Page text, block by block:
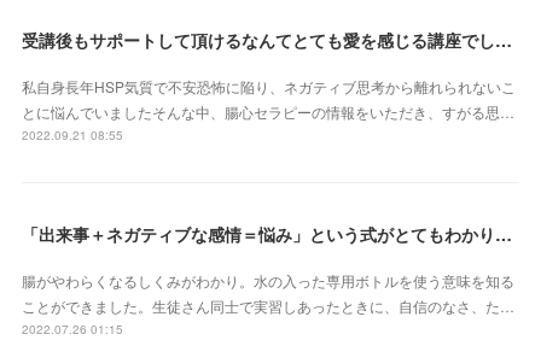
受講後もサポートして頂けるなんてとても愛を感じる講座でした（北海道 原田いずみさん）
私自身長年HSP気質で不安恐怖に陥り、ネガティブ思考から離れられないこ
とに悩んでいましたそんな中、腸心セラピーの情報をいただき、すがる思…
2022.09.21 08:55
「出来事＋ネガティブな感情＝悩み」という式がとてもわかりやすかったです（埼玉県 S・Eさん）
腸がやわらくなるしくみがわかり。水の入った専用ボトルを使う意味を知る
ことができました。生徒さん同士で実習しあったときに、自信のなさ、た…
2022.07.26 01:15